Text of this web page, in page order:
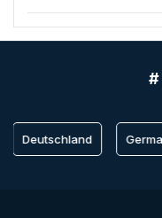
#
Deutschland